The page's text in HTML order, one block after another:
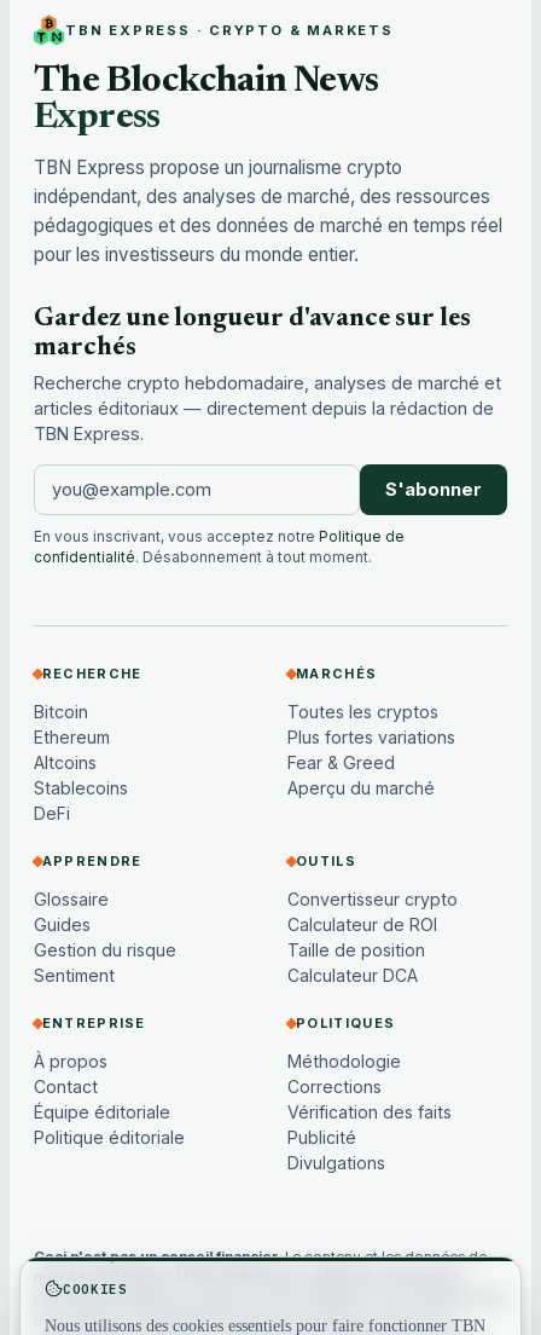
TBN EXPRESS · CRYPTO & MARKETS
The Blockchain News
Express
TBN Express propose un journalisme crypto
indépendant, des analyses de marché, des ressources
pédagogiques et des données de marché en temps réel
pour les investisseurs du monde entier.
Gardez une longueur d'avance sur les
marchés
Recherche crypto hebdomadaire, analyses de marché et
articles éditoriaux — directement depuis la rédaction de
TBN Express.
S'abonner
En vous inscrivant, vous acceptez notre Politique de
confidentialité. Désabonnement à tout moment.
RECHERCHE
Bitcoin
Ethereum
Altcoins
Stablecoins
DeFi
MARCHÉS
Toutes les cryptos
Plus fortes variations
Fear & Greed
Aperçu du marché
APPRENDRE
Glossaire
Guides
Gestion du risque
Sentiment
OUTILS
Convertisseur crypto
Calculateur de ROI
Taille de position
Calculateur DCA
ENTREPRISE
À propos
Contact
Équipe éditoriale
Politique éditoriale
POLITIQUES
Méthodologie
Corrections
Vérification des faits
Publicité
Divulgations
Ceci n'est pas un conseil financier.Le contenu et les données de
marché sont fournis à titre d'information générale uniquement,
peuvent être différés ou basés sur des modèles, et ne constituent pas
un conseil en investissement, financier, juridique ou fiscal. Les
COOKIES
Nous utilisons des cookies essentiels pour faire fonctionner TBN